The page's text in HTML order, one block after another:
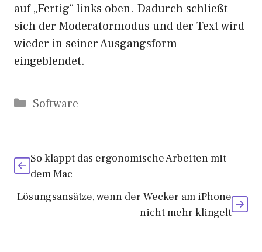
auf „Fertig“ links oben. Dadurch schließt
sich der Moderatormodus und der Text wird
wieder in seiner Ausgangsform
eingeblendet.
Kategorien
Software
So klappt das ergonomische Arbeiten mit
dem Mac
Lösungsansätze, wenn der Wecker am iPhone
nicht mehr klingelt